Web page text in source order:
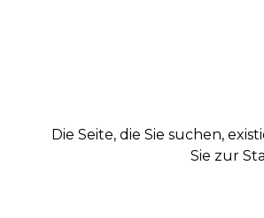
Die Seite, die Sie suchen,
Sie zur